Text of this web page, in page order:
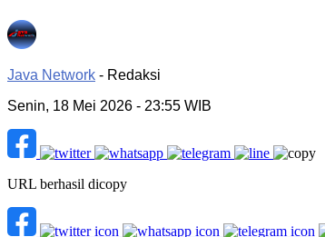
Java Network - Redaksi
Senin, 18 Mei 2026 - 23:55 WIB
URL berhasil dicopy